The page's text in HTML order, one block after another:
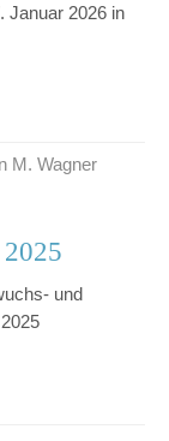
Januar 2026 in
M. Wagner
und